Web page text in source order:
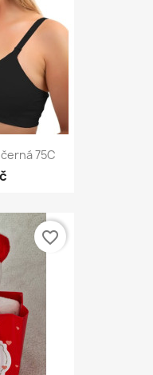
75C
favorite_border